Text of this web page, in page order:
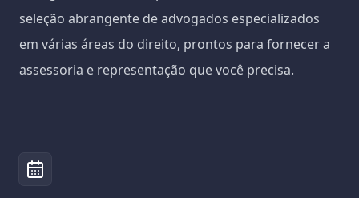
seleção abrangente de advogados especializados
em várias áreas do direito, prontos para fornecer a
assessoria e representação que você precisa.